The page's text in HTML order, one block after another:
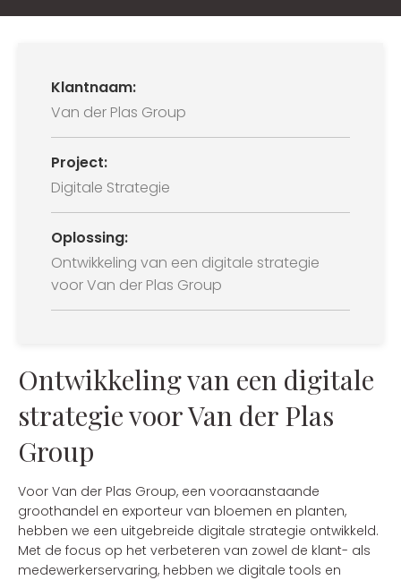
Klantnaam:
Van der Plas Group
Project:
Digitale Strategie
Oplossing:
Ontwikkeling van een digitale strategie
voor Van der Plas Group
Ontwikkeling van een digitale
strategie voor Van der Plas
Group
Voor Van der Plas Group, een vooraanstaande
groothandel en exporteur van bloemen en planten,
hebben we een uitgebreide digitale strategie ontwikkeld.
Met de focus op het verbeteren van zowel de klant- als
medewerkerservaring, hebben we digitale tools en